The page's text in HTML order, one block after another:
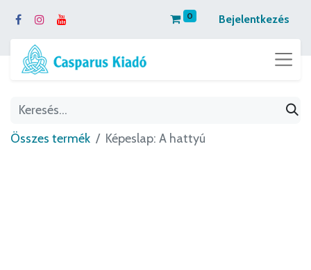
0 Bejelentkezés
Összes termék Képeslap: A hattyú